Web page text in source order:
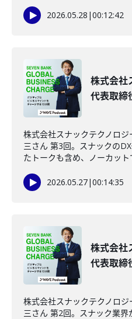
2026.05.28 |00:12:42
株式会社
代表取締
株式会社スナックテクノロ
三さん 第3回。スナックの
たトークも含め、ノーカット
2026.05.27|00:14:35
株式会社
代表取締
株式会社スナックテクノロ
三さん 第2回。スナック業